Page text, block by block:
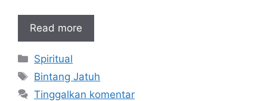
Read more
Kategori
Spiritual
Tag
Bintang Jatuh
Tinggalkan komentar